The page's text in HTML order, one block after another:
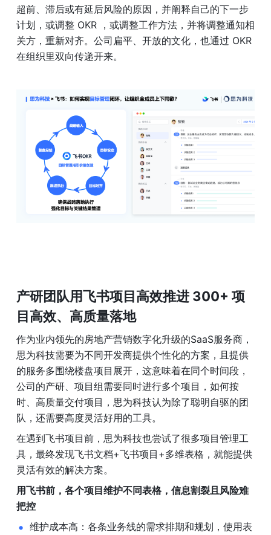
超前、滞后或有延后风险的原因，并阐释自己的下一步
计划，或调整 OKR ，或调整工作方法，并将调整通知相
关方，重新对齐。公司扁平、开放的文化，也通过 OKR
在组织里双向传递开来。
产研团队用飞书项目高效推进 300+ 项
目高效、高质量落地
作为业内领先的房地产营销数字化升级的SaaS服务商，
思为科技需要为不同开发商提供个性化的方案，且提供
的服务多围绕楼盘项目展开，这意味着在同个时间段，
公司的产研、项目组需要同时进行多个项目，如何按
时、高质量交付项目，思为科技认为除了聪明自驱的团
队，还需要高度灵活好用的工具。
在遇到飞书项目前，思为科技也尝试了很多项目管理工
具，最终发现飞书文档+飞书项目+多维表格，就能提供
灵活有效的解决方案。
用飞书前，各个项目维护不同表格，信息割裂且风险难
把控
维护成本高：各条业务线的需求排期和规划，使用表